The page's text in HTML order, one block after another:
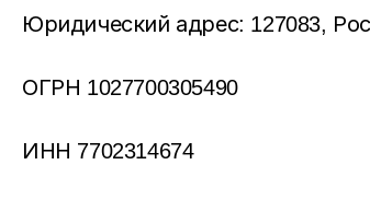
Юридический адрес: 127083,
ОГРН 1027700305490
ИНН 7702314674